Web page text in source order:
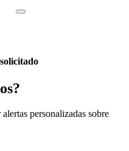
personalizadas sobre